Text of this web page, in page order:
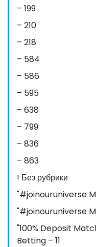
– 199
– 210
– 218
– 584
– 586
– 595
– 638
– 799
– 836
– 863
! Без рубрики
"#joinouruniverse
"#joinouruniverse
"100% Deposit
Betting – 11